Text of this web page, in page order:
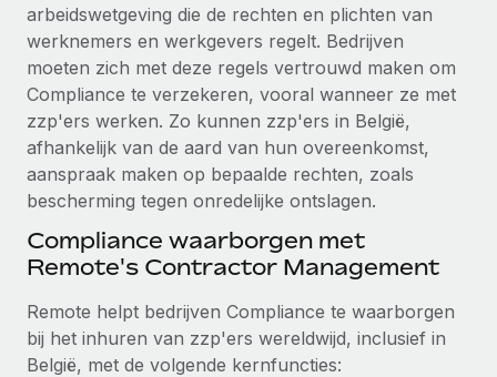
Het blijft de missie van Remote om alle soorten bedrijven
te helpen bij het aannemen, beheren en...
Meer informatie
Hoe Phiture 55 werknemers in 19 landen
beheert met Remote
mobiele groeiadviessector, zet zich sinds 2016...
arbeidswetgeving die de rechten en plichten van
werknemers en werkgevers regelt. Bedrijven
moeten zich met deze regels vertrouwd maken om
Compliance te verzekeren, vooral wanneer ze met
zzp'ers werken. Zo kunnen zzp'ers in België,
afhankelijk van de aard van hun overeenkomst,
aanspraak maken op bepaalde rechten, zoals
bescherming tegen onredelijke ontslagen.
Compliance waarborgen met
Remote's Contractor Management
Remote helpt bedrijven Compliance te waarborgen
bij het inhuren van zzp'ers wereldwijd, inclusief in
België, met de volgende kernfuncties: